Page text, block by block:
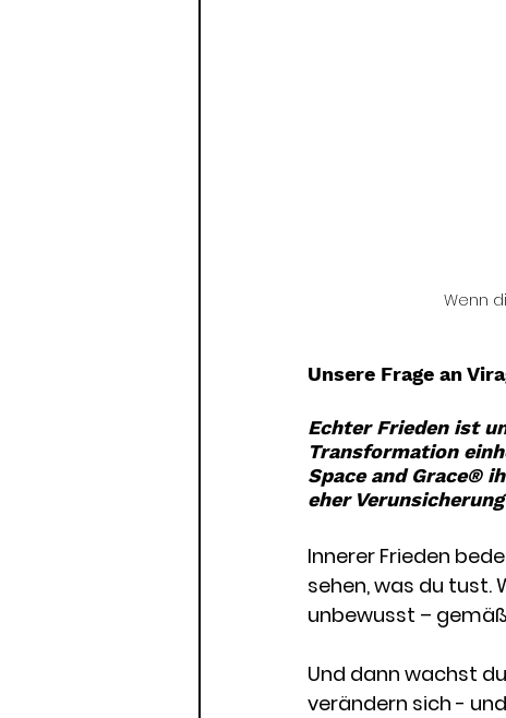
Wenn
Unsere Frage an
Echter Frieden ist
Transformation
Space and Grace®
eher
Innerer Frieden
sehen, was du tust.
unbewusst –
Und dann wachst
verändern sich -